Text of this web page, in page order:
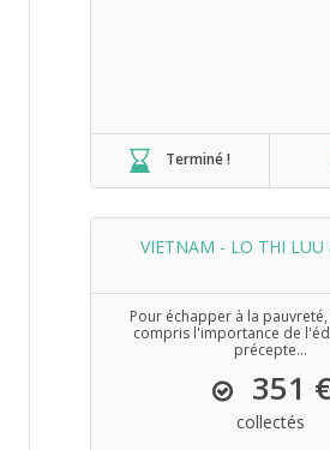
Terminé !
VIETNAM - LO THI LUU
Pour échapper à la pauvreté,
compris l'importance de
précepte...
351
collectés